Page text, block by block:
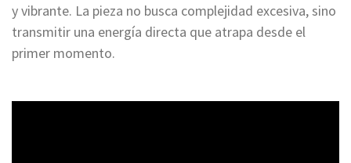
y vibrante. La pieza no busca complejidad excesiva, sino
transmitir una energía directa que atrapa desde el
primer momento.